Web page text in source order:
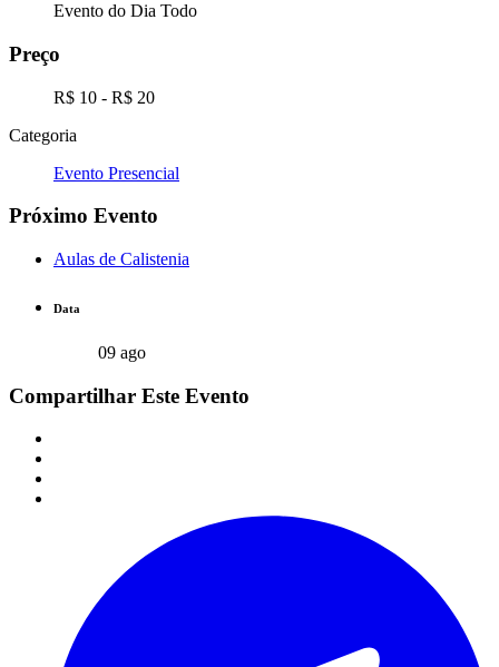
Evento do Dia Todo
Preço
R$ 10 - R$ 20
Categoria
Evento Presencial
Próximo Evento
Aulas de Calistenia
Data
09 ago
Compartilhar Este Evento